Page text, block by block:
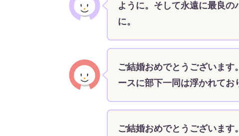
ように。そして永遠に最良の
に。
ご結婚おめでとうございま
ースに部下一同は浮かれてお
ご結婚おめでとうございま